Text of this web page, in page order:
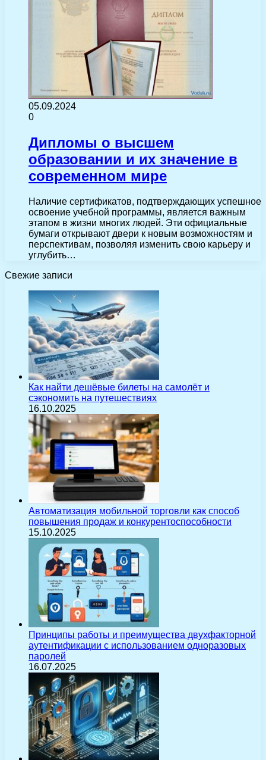
05.09.2024
0
Дипломы о высшем
образовании и их значение в
современном мире
Наличие сертификатов, подтверждающих успешное
освоение учебной программы, является важным
этапом в жизни многих людей. Эти официальные
бумаги открывают двери к новым возможностям и
перспективам, позволяя изменить свою карьеру и
углубить…
Свежие записи
Как найти дешёвые билеты на самолёт и
сэкономить на путешествиях
16.10.2025
Автоматизация мобильной торговли как способ
повышения продаж и конкурентоспособности
15.10.2025
Принципы работы и преимущества двухфакторной
аутентификации с использованием одноразовых
паролей
16.07.2025